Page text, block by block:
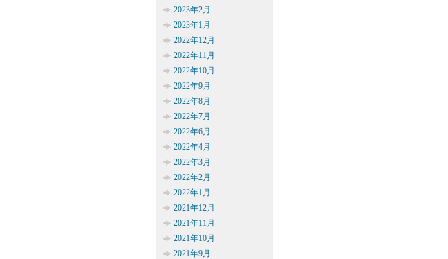
2023年2月
2023年1月
2022年12月
2022年11月
2022年10月
2022年9月
2022年8月
2022年7月
2022年6月
2022年4月
2022年3月
2022年2月
2022年1月
2021年12月
2021年11月
2021年10月
2021年9月